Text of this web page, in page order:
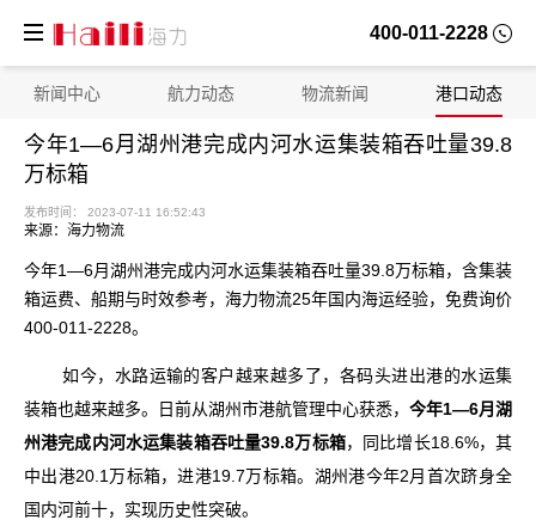
400-011-2228
新闻中心 航力动态 物流新闻 港口动态
今年1—6月湖州港完成内河水运集装箱吞吐量39.8
万标箱
发布时间： 2023-07-11 16:52:43
来源：海力物流
今年1—6月湖州港完成内河水运集装箱吞吐量39.8万标箱，含集装
箱运费、船期与时效参考，海力物流25年国内海运经验，免费询价
400-011-2228。
如今，水路运输的客户越来越多了，各码头进出港的水运集
装箱也越来越多。日前从湖州市港航管理中心获悉， 今年1—6月湖
州港完成内河水运集装箱吞吐量39.8万标箱，同比增长18.6%，其
中出港20.1万标箱，进港19.7万标箱。湖州港今年2月首次跻身全
国内河前十，实现历史性突破。